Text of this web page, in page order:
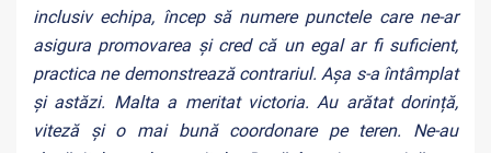
inclusiv echipa, încep să numere punctele care ne-ar
asigura promovarea și cred că un egal ar fi suficient,
practica ne demonstrează contrariul. Așa s-a întâmplat
și astăzi. Malta a meritat victoria. Au arătat dorință,
viteză și o mai bună coordonare pe teren. Ne-au